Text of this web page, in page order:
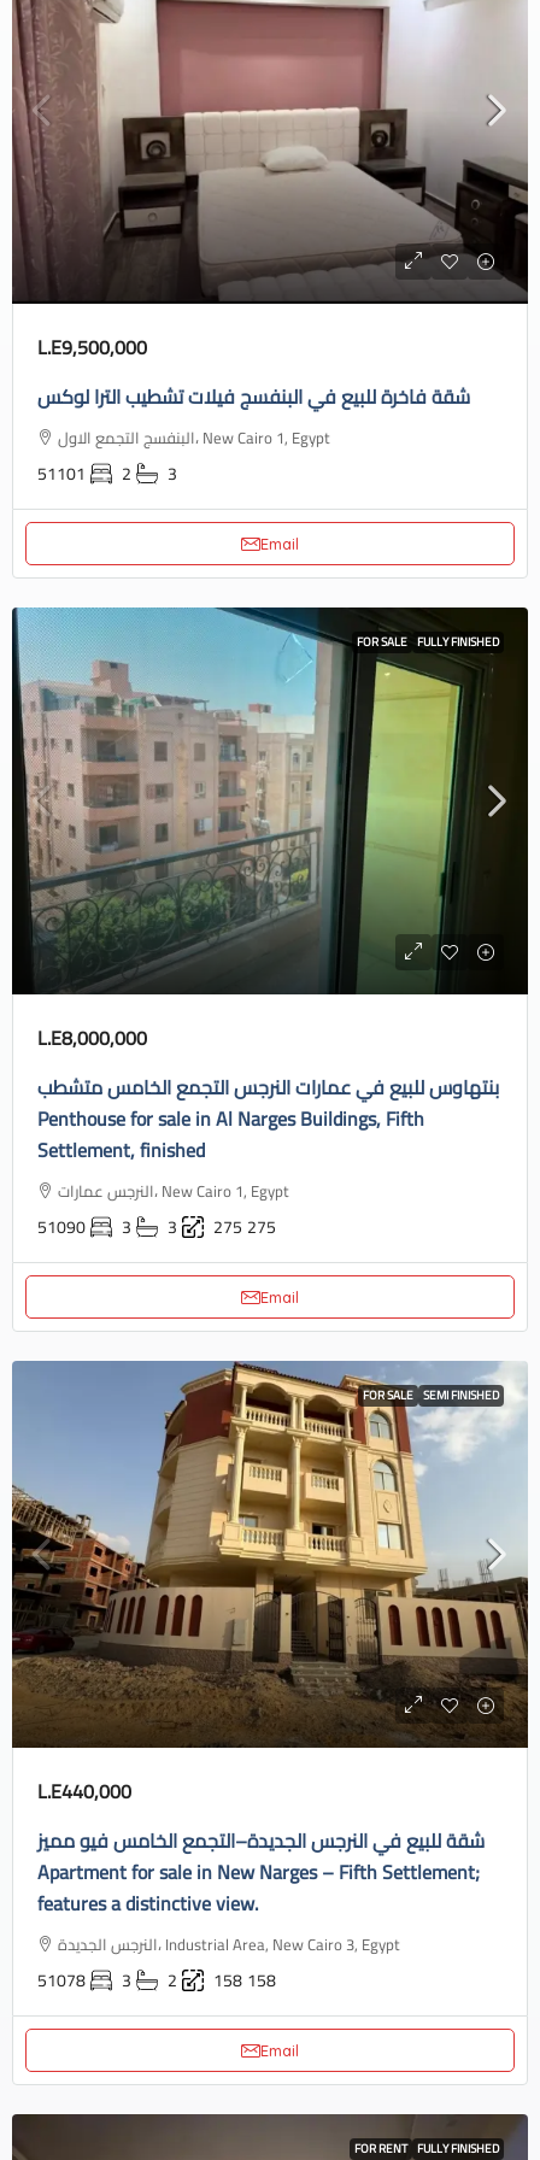
L.E9,500,000
شقة فاخرة للبيع في البنفسج فيلات تشطيب الترا لوكس
البنفسج التجمع الاول، New Cairo 1, Egypt
51101 2 3
Email
FOR SALE FULLY FINISHED
L.E8,000,000
بنتهاوس للبيع في عمارات النرجس التجمع الخامس متشطب
Penthouse for sale in Al Narges Buildings, Fifth
Settlement, finished
النرجس عمارات، New Cairo 1, Egypt
51090 3 3 275 275
Email
FOR SALE SEMI FINISHED
L.E440,000
شقة للبيع في النرجس الجديدة–التجمع الخامس فيو مميز
Apartment for sale in New Narges – Fifth Settlement;
features a distinctive view.
النرجس الجديدة، Industrial Area, New Cairo 3, Egypt
51078 3 2 158158
Email
FOR RENT FULLY FINISHED